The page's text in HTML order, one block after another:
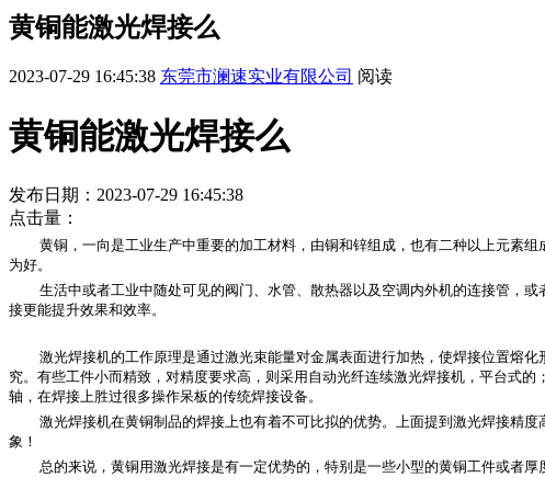
黄铜能激光焊接么
2023-07-29 16:45:38 东莞市澜速实业有限公司 阅读
黄铜能激光焊接么
发布日期：2023-07-29 16:45:38
点击量：
黄铜，一向是工业生产中重要的加工材料，由铜和锌组成，也有二种以上元素
为好。
生活中或者工业中随处可见的阀门、水管、散热器以及空调内外机的连接管，
接更能提升效果和效率。
激光焊接机的工作原理是通过激光束能量对金属表面进行加热，使焊接位置熔
究。有些工件小而精致，对精度要求高，则采用自动光纤连续激光焊接机，平台式
轴，在焊接上胜过很多操作呆板的传统焊接设备。
激光焊接机在黄铜制品的焊接上也有着不可比拟的优势。上面提到激光焊接精
象！
总的来说，黄铜用激光焊接是有一定优势的，特别是一些小型的黄铜工件或者